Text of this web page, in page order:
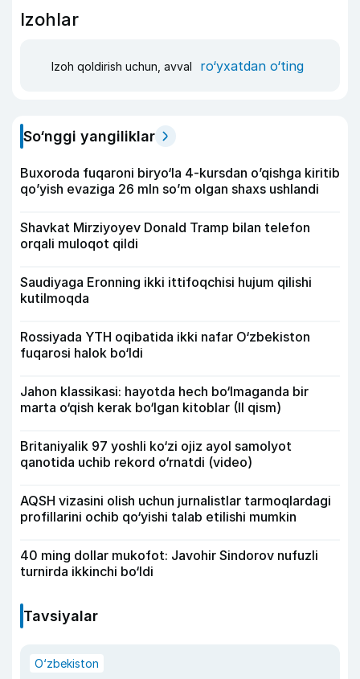
Izohlar
Izoh qoldirish uchun, avval ro‘yxatdan o‘ting
So‘nggi yangiliklar
Buxoroda fuqaroni biryo‘la 4-kursdan o’qishga kiritib
qo’yish evaziga 26 mln so’m olgan shaxs ushlandi
Shavkat Mirziyoyev Donald Tramp bilan telefon
orqali muloqot qildi
Saudiyaga Eronning ikki ittifoqchisi hujum qilishi
kutilmoqda
Rossiyada YTH oqibatida ikki nafar O‘zbekiston
fuqarosi halok bo‘ldi
Jahon klassikasi: hayotda hech bo‘lmaganda bir
marta o‘qish kerak bo‘lgan kitoblar (II qism)
Britaniyalik 97 yoshli ko‘zi ojiz ayol samolyot
qanotida uchib rekord o‘rnatdi (video)
AQSH vizasini olish uchun jurnalistlar tarmoqlardagi
profillarini ochib qo‘yishi talab etilishi mumkin
40 ming dollar mukofot: Javohir Sindorov nufuzli
turnirda ikkinchi bo‘ldi
Tavsiyalar
O‘zbekiston